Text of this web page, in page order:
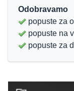
Odobravamo
popuste za
popuste na
popuste za